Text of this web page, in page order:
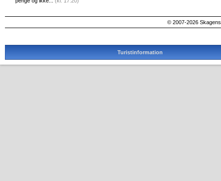
© 2007-2026
Turistinformation